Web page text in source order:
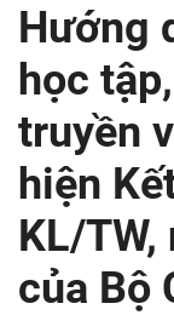
Hướng
học
truyền
hiện
KL/
của Bộ